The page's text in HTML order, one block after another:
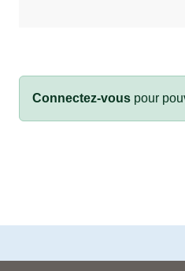
Connectez-vous pour